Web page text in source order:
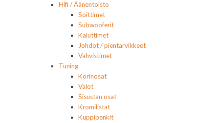
Hifi / Äänentoisto
Soittimet
Subwooferit
Kaiuttimet
Johdot / pientarvikkeet
Vahvistimet
Tuning
Korinosat
Valot
Sisustan osat
Kromilistat
Kuppipenkit